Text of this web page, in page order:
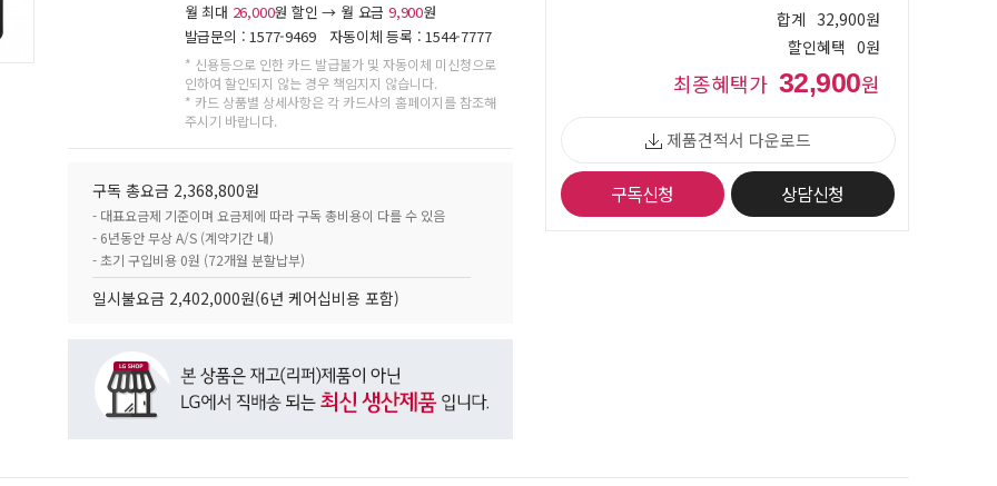
월 최대 26,000원 할인 → 월 요금 9,900원
발급문의 : 1577-9469 자동이체 등록 : 1544-7777
* 신용등으로 인한 카드 발급불가 및 자동이체 미신청으로
인하여 할인되지 않는 경우 책임지지 않습니다.
* 카드 상품별 상세사항은 각 카드사의 홈페이지를 참조해
주시기 바랍니다.
구독 총요금 2,368,800원
- 대표요금제 기준이며 요금제에 따라 구독 총비용이 다를 수 있음
- 6년동안 무상 A/S (계약기간 내)
- 초기 구입비용 0원 (72개월 분할납부)
일시불요금 2,402,000원(6년 케어십비용 포함)
원 [방문] [5년약정]
51,900원 [방문] [6년약정]
정수기 WD722RK
63,900원 [방문] [4년약정]
합계 32,900원
할인혜택 0원
최종혜택가 32,900원
제품견적서 다운로드
구독신청 상담신청